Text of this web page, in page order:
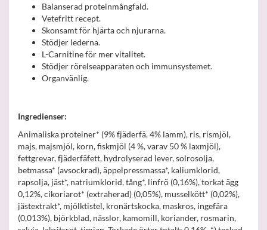
Balanserad proteinmångfald.
Vetefritt recept.
Skonsamt för hjärta och njurarna.
Stödjer lederna.
L-Carnitine för mer vitalitet.
Stödjer rörelseapparaten och immunsystemet.
Organvänlig.
Ingredienser:
Animaliska proteiner* (9% fjäderfä, 4% lamm), ris, rismjöl,
majs, majsmjöl, korn, fiskmjöl (4 %, varav 50 % laxmjöl),
fettgrevar, fjäderfäfett, hydrolyserad lever, solrosolja,
betmassa* (avsockrad), äppelpressmassa*, kaliumklorid,
rapsolja, jäst*, natriumklorid, tång*, linfrö (0,16%), torkat ägg
0,12%, cikoriarot* (extraherad) (0,05%), musselkött* (0,02%),
jästextrakt*, mjölktistel, kronärtskocka, maskros, ingefära
(0,013%), björkblad, nässlor, kamomill, koriander, rosmarin,